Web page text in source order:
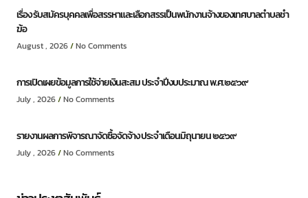
เรื่อง รับสมัครบุคคลเพื่อสรรหาและเลือกสรรเป็นพนักงานจ้างของเทศบาลตำบลชำ
ฆ้อ
August , 2026 No Comments
การเปิดเผยข้อมูลการใช้จ่ายเงินสะสม ประจำปีงบประมาณ พ.ศ.๒๕๖๙
July , 2026 No Comments
รายงานผลการพิจารณาจัดซื้อจัดจ้าง ประจำเดือนมิถุนายน ๒๕๖๙
July , 2026 No Comments